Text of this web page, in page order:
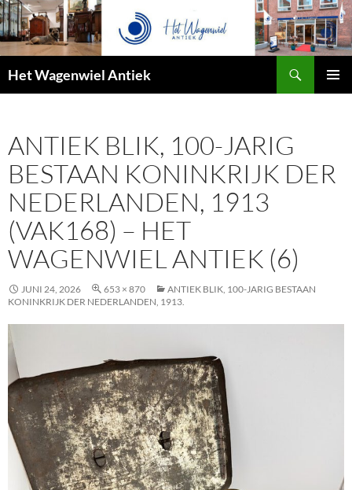
Het Wagenwiel Antiek
ANTIEK BLIK, 100-JARIG
BESTAAN KONINKRIJK DER
NEDERLANDEN, 1913
(VAK168) – HET
WAGENWIEL ANTIEK (6)
JUNI 24, 2026 653 × 870
ANTIEK BLIK, 100-JARIG BESTAAN
KONINKRIJK DER NEDERLANDEN, 1913.